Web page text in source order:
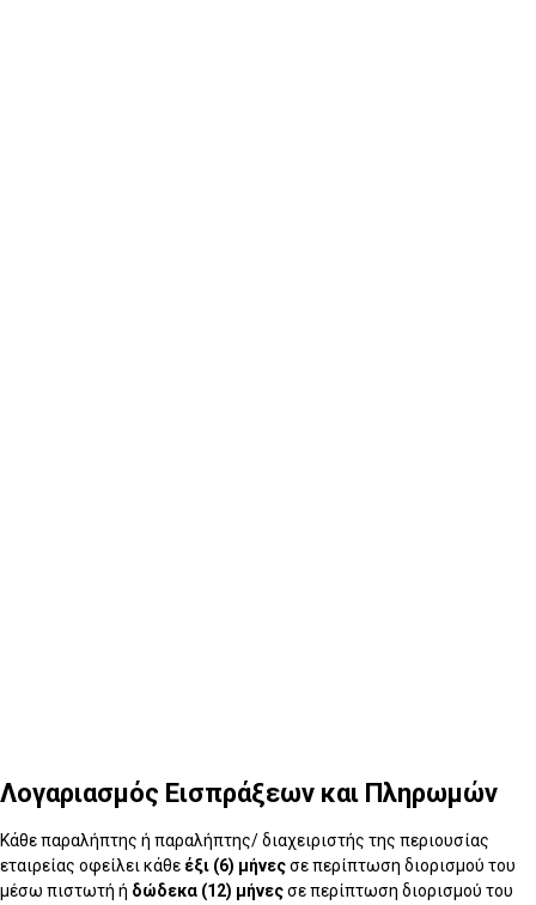
Λογαριασμός Εισπράξεων και Πληρωμών
Κάθε παραλήπτης ή παραλήπτης/ διαχειριστής της περιουσίας
εταιρείας οφείλει κάθε έξι (6) μήνεςσε περίπτωση διορισμού του
μέσω πιστωτή ή δώδεκα (12) μήνεςσε περίπτωση διορισμού του